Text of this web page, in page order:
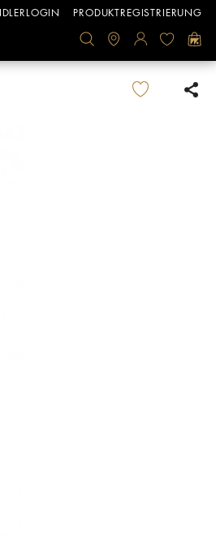
PRODUKTREGISTRIERUNG